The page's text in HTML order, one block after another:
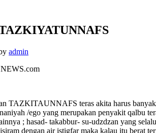
admin
TAZKITAUNNAFS teras akita harus
/ego yang merupakan penyakit qalbu
; hasad- takabbur- su-udzdzan yang
dengan air istigfar maka kalau itu berat